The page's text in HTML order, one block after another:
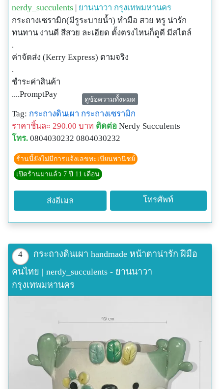
nerdy_succulents ยานนาวา กรุงเทพมหานคร
กระถางเซรามิก(มีรูระบายน้ำ) ทำมือ สวย หรู น่ารัก
ทนทาน งานดี สีสวย ละเอียด ตั้งตรงไหนก็ดูดี มีสไตล์
.
ค่าจัดส่ง (Kerry Express) ตามจริง
.
ชำระค่าสินค้า
....PromptPay
....โอนเงินผ่านบัญชีธนาคาร (ที่ไม่ใช่กสิกรฯ)
....บัตรเครดิต/เดบิต (แจ้งด้วยนะคะ)
____________________________________________
______
มาเป็นเพื่อนกับ Nerdy Succulents กันนะคะ
Line : @nerdy-succulents
Instagram : nerdy_succulents
Facebook : nerdysucculents
ดูข้อความทั้งหมด
Tag: กระถางดินเผา กระถางเซรามิก
ราคาชิ้นละ 290.00 บาท ติดต่อ Nerdy Succulents
โทร. 0804030232 0804030232
ร้านนี้ยังไม่มีการแจ้งเลขทะเบียนพานิชย์
เปิดร้านมาแล้ว 7 ปี 11 เดือน
ส่งอีเมล โทรศัพท์
4
กระถางดินเผา handmade หน้าตาน่ารัก ฝีมือ
คนไทย | nerdy_succulents - ยานนาวา
กรุงเทพมหานคร